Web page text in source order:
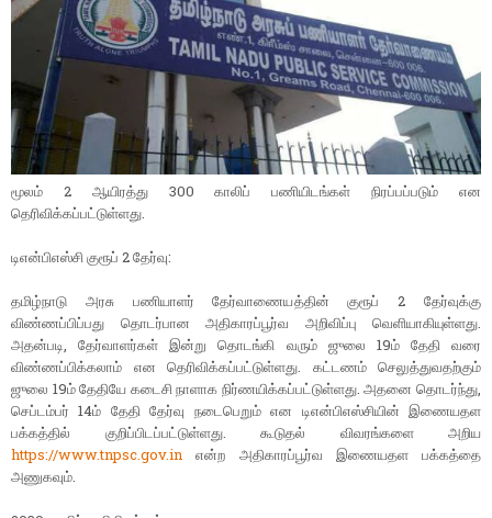
மூலம் 2 ஆயிரத்து 300 காலிப் பணியிடங்கள் நிரப்பப்படும் என
தெரிவிக்கப்பட்டுள்ளது.
டிஎன்பிஎஸ்சி குரூப் 2 தேர்வு:
தமிழ்நாடு அரசு பணியாளர் தேர்வாணையத்தின் குரூப் 2 தேர்வுக்கு
விண்ணப்பிப்பது தொடர்பான அதிகாரப்பூர்வ அறிவிப்பு வெளியாகியுள்ளது.
அதன்படி, தேர்வாளர்கள் இன்று தொடங்கி வரும் ஜுலை 19ம் தேதி வரை
விண்ணப்பிக்கலாம் என தெரிவிக்கப்பட்டுள்ளது. கட்டணம் செலுத்துவதற்கும்
ஜுலை 19ம் தேதியே கடைசி நாளாக நிர்ணயிக்கப்பட்டுள்ளது. அதனை தொடர்ந்து,
செப்டம்பர் 14ம் தேதி தேர்வு நடைபெறும் என டிஎன்பிஎஸ்சியின் இணையதள
பக்கத்தில் குறிப்பிடப்பட்டுள்ளது. கூடுதல் விவரங்களை அறிய
https://www.tnpsc.gov.in என்ற அதிகாரப்பூர்வ இணையதள பக்கத்தை
அணுகவும்.